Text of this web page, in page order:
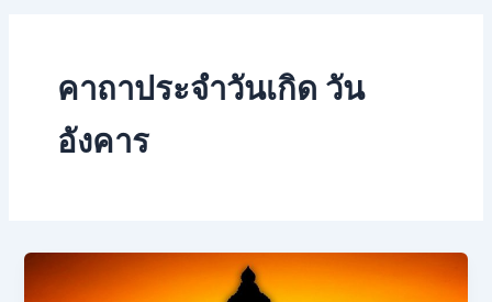
คาถาประจําวันเกิด วัน
อังคาร